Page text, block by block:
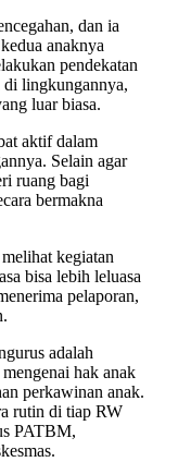
dan ia
anaknya
pendekatan
di lingkungannya,
luar biasa.
aktif dalam
Selain agar
ruang bagi
bermakna
kegiatan
bisa lebih leluasa
pelaporan,
adalah
hak anak
perkawinan anak.
rutin di tiap RW
PATBM,